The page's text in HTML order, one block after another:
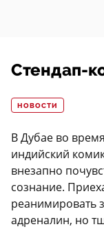
Стендап-
НОВОСТИ
В Дубае во
индийский
внезапно
сознание.
реанимировать
адреналин, но